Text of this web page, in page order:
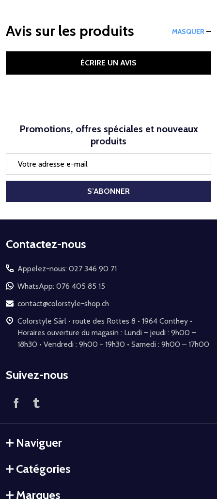
Avis sur les produits MASQUER
ÉCRIRE UN AVIS
Promotions, offres spéciales et nouveaux
produits
mail
S’ABONNER
Début
pied
de
page
Contactez-nous
Appelez-nous: 027 346 90 71
WhatsApp: 076 405 85 15
contact@colorstyle-shop.ch
Colorstyle Sàrl • route des Rottes 8 • 1964 Conthey •
Horaires ouverture du magasin : Lundi – jeudi : 9h00 –
18h30 • Vendredi : 9h00 - 19h30 • Samedi : 9h00 – 17h00
Suivez-nous
Naviguer
Catégories
Marques